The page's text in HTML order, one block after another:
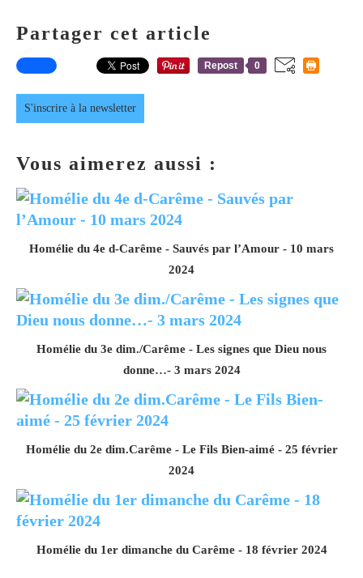
Partager cet article
Repost 0
S'inscrire à la newsletter
Vous aimerez aussi :
Homélie du 4e d-Carême - Sauvés par l’Amour - 10 mars
2024
Homélie du 3e dim./Carême - Les signes que Dieu nous
donne…- 3 mars 2024
Homélie du 2e dim.Carême - Le Fils Bien-aimé - 25 février
2024
Homélie du 1er dimanche du Carême - 18 février 2024